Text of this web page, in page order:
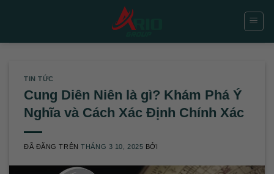
TIN TỨC
Cung Diên Niên là gì? Khám Phá Ý
Nghĩa và Cách Xác Định Chính Xác
ĐÃ ĐĂNG TRÊNTHÁNG 3 10, 2025 BỞI